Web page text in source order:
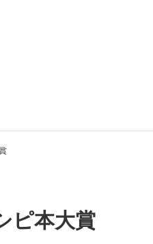
ピ本大賞